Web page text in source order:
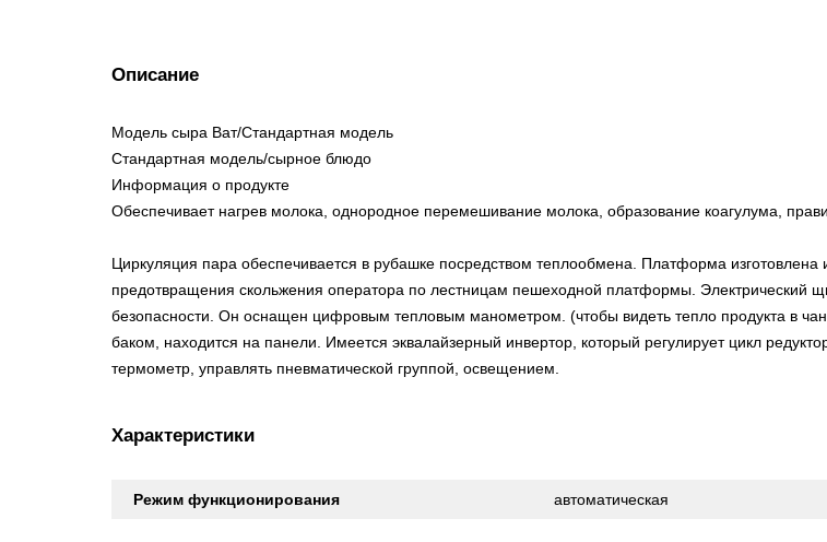
Описание
Модель сыра Ват/Стандартная модель
Стандартная модель/сырное блюдо
Информация о продукте
Обеспечивает нагрев молока, однородное перемешивание молока, образование коагулума,
Циркуляция пара обеспечивается в рубашке посредством теплообмена. Платформа
предотвращения скольжения оператора по лестницам пешеходной платформы. Электрический
безопасности. Он оснащен цифровым тепловым манометром. (чтобы видеть тепло продукта в
баком, находится на панели. Имеется эквалайзерный инвертор, который регулирует цикл
термометр, управлять пневматической группой, освещением.
Характеристики
Режим функционирования автоматическая